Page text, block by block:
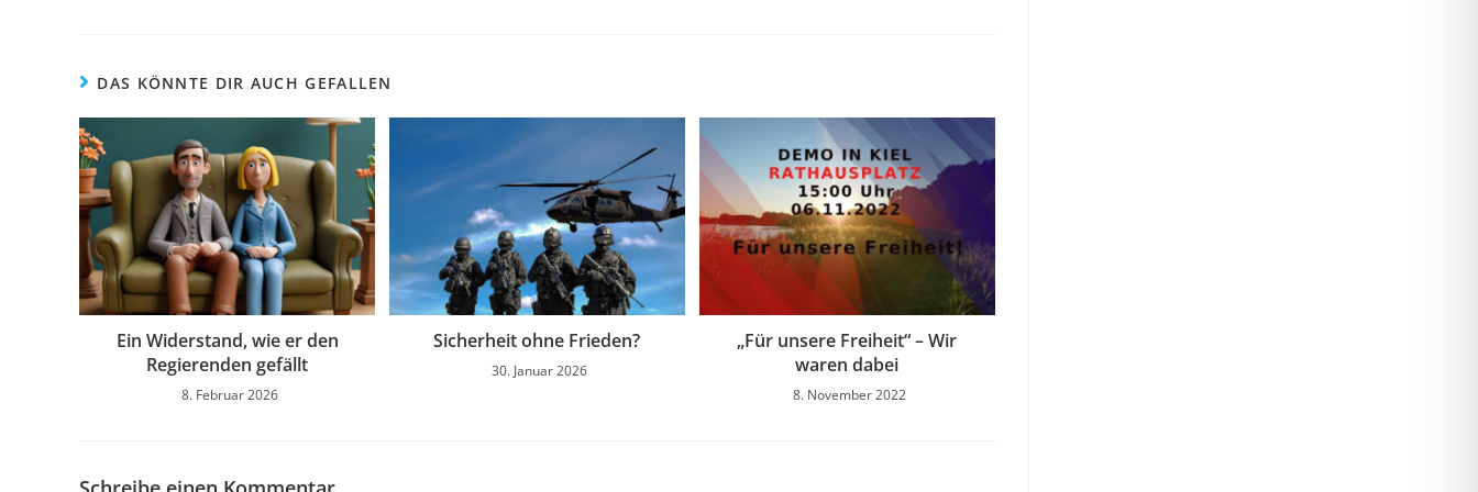
DAS KÖNNTE DIR AUCH GEFALLEN
Ein Widerstand, wie er den
Regierenden gefällt
8. Februar 2026
Sicherheit ohne Frieden?
30. Januar 2026
„Für unsere Freiheit“ – Wir
waren dabei
8. November 2022